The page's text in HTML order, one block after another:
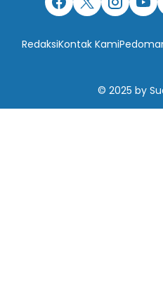
RedaksiKontak Kami
© 2025 by